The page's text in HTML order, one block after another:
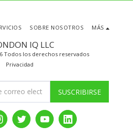
IQ LLC
Todos los derechos reservados
Privacidad
SOBRE NOSOTROS MÁS
SUSCRIBIRSE